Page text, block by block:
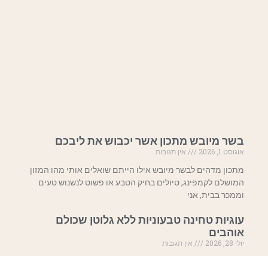
בשר מיובש מתכון אשר יכבוש את ליבכם
אוגוסט 1, 2026
אין תגובות
מתכון מדהים לבשר מיובש אילו הייתם שואלים אותי מהו המזון
המושלם לקמפינג, טיולים בחיק הטבע או פשוט לנשנוש טעים
וממכר בבית, אני
עוגיות טחינה טבעוניות ללא גלוטן שכולם
אוהבים
יולי 28, 2026
אין תגובות